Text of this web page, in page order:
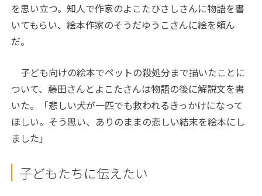
を思い立つ。知人で作家のよこたひさしさんに物語を書
いてもらい、絵本作家のそうだゆうこさんに絵を頼ん
だ。
子ども向けの絵本でペットの殺処分まで描いたことに
ついて、藤田さんとよこたさんは物語の後に解説文を書
いた。「悲しい犬が一匹でも救われるきっかけになって
ほしい。そう思い、ありのままの悲しい結末を絵本にし
ました」
子どもたちに伝えたい